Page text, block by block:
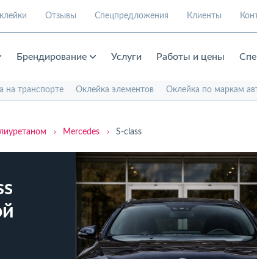
Отзывы Спецпредложения Клиенты
Брендирование Услуги Работы и цены
на транспорте Оклейка элементов Оклейка по маркам
› Mercedes › S‑class